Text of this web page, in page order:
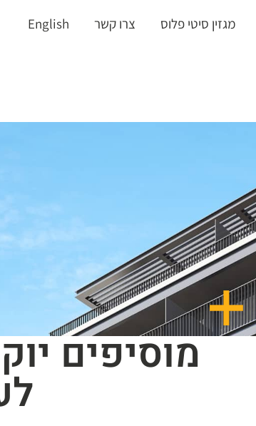
מגזין סיטי פלוס צרו קשר English
מוסיפים